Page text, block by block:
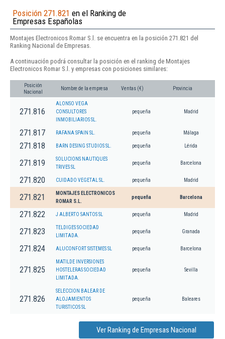
Posición 271.821 en el Ranking de
Empresas Españolas
Montajes Electronicos Romar S.l. se encuentra en la posición 271.821 del
Ranking Nacional de Empresas.
A continuación podrá consultar la posición en el ranking de Montajes
Electronicos Romar S.l. y empresas con posiciones similares:
Posición
Nacional
Nombre de la empresa Ventas (€) Provincia
271.816
ALONSO VEGA
CONSULTORES
INMOBILIARIOS SL.
pequeña Madrid
271.817 RAFANA SPAIN SL. pequeña Málaga
271.818 BARN DESING STUDIOS SL. pequeña Lérida
271.819
SOLUCIONS NAUTIQUES
TRIVES SL
pequeña Barcelona
271.820 CUIDADO VEGETAL SL. pequeña Madrid
271.821
MONTAJES ELECTRONICOS
ROMAR S.L.
pequeña Barcelona
271.822 J ALBERTO SANTOS SL pequeña Madrid
271.823
TELDIGES SOCIEDAD
LIMITADA.
pequeña Granada
271.824 ALUCONFORT SISTEMES SL pequeña Barcelona
271.825
MATILDE INVERSIONES
HOSTELERAS SOCIEDAD
LIMITADA.
pequeña Sevilla
271.826
SELECCION BALEAR DE
ALOJAMIENTOS
TURISTICOS SL
pequeña Baleares
Ver Ranking de Empresas Nacional